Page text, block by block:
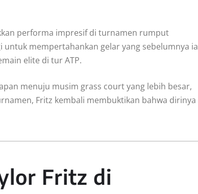
performa impresif di turnamen rumput
mempertahankan gelar yang sebelumnya ia
elite di tur ATP.
menuju musim grass court yang lebih besar,
Fritz kembali membuktikan bahwa dirinya
Fritz di